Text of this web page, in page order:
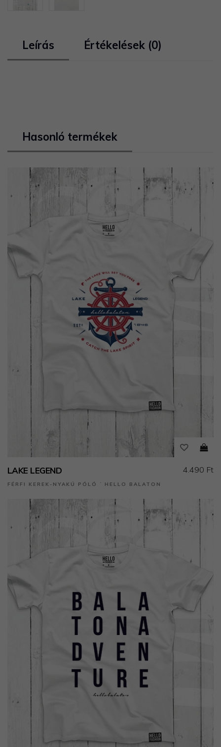
Leírás Értékelések (0)
Hasonló termékek
LAKE LEGEND
FÉRFI KEREK-NYAKÚ PÓLÓ ˙ HELLO BALATON
4.490 Ft